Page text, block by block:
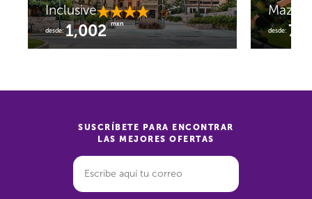
Inclusive
desde:1,002mxn
desde:
SUSCRÍBETE PARA ENCONTRAR
LAS MEJORES OFERTAS